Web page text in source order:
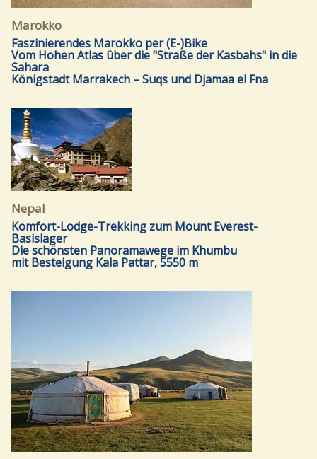
Marokko
Faszinierendes Marokko per (E-)Bike
Vom Hohen Atlas über die "Straße der Kasbahs" in die
Sahara
Königstadt Marrakech – Suqs und Djamaa el Fna
Nepal
Komfort-Lodge-Trekking zum Mount Everest-
Basislager
Die schönsten Panoramawege im Khumbu
mit Besteigung Kala Pattar, 5550 m